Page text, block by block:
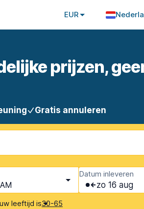
EUR
prijzen,
Gratis annuleren
Datum inleveren
zo 16 aug
leeftijd is30-65